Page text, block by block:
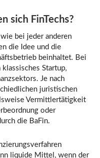
sich FinTechs?
bei jeder anderen
die Idee und die
beinhaltet. Bei
Startup,
Je nach
juristischen
Vermittlertätigkeit
oder
die BaFin.
liquide Mittel, wenn der